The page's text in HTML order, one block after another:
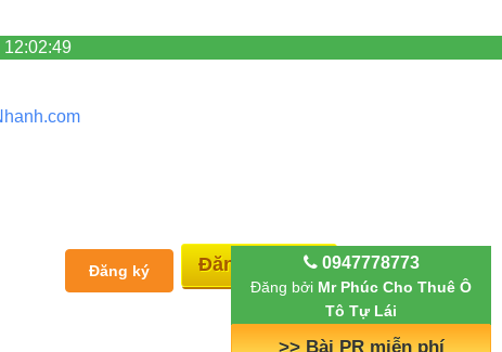
com
Đăng ký Đăng tin 0947778773
Đăng bởi Mr Phúc Cho Thuê Ô
Tô Tự Lái
>> Bài PR miễn phí